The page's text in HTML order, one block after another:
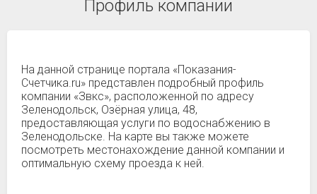
Профиль компании
На данной странице портала «Показания-
Счетчика.ru» представлен подробный профиль
компании «Звкс», расположенной по адресу
Зеленодольск, Озёрная улица, 48,
предоставляющая услуги по водоснабжению в
Зеленодольске. На карте вы также можете
посмотреть местонахождение данной компании и
оптимальную схему проезда к ней.